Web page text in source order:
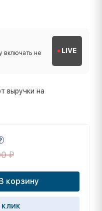
включать не
LIVE
выручки на
₽
корзину
клик